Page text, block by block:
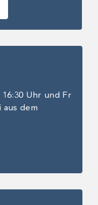
Uhr und Fr
aus dem